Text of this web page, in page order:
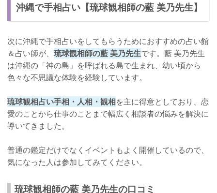
沖縄で手相占い【琉球観相師の藍 美乃先生】
次に沖縄で手相占いをしてもらうためにおすすめの占い館
＆占い師が、 琉球観相師の藍 美乃先生です。藍 美乃先生
は沖縄の「神の島」を呼ばれる島で生まれ、幼い頃から
色々な不思議な体験を経験しています。
琉球観相占い手相・人相・観相を主に得意としており、恋
愛のことから仕事のことまで幅広く相談者の悩みを解決に
導いてきました。
普通の鑑定だけでなくイベントもよく開催しているので、
気になった人は参加してみてください。
琉球観相師の藍 美乃先生の口コミ